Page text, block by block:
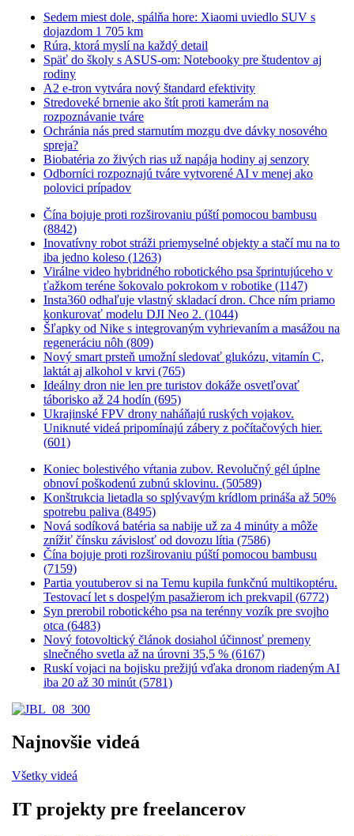
Sedem miest dole, spálňa hore: Xiaomi uviedlo SUV s
dojazdom 1 705 km
Rúra, ktorá myslí na každý detail
Späť do školy s ASUS-om: Notebooky pre študentov aj
rodiny
A2 e-tron vytvára nový štandard efektivity
Stredoveké brnenie ako štít proti kamerám na
rozpoznávanie tváre
Ochránia nás pred starnutím mozgu dve dávky nosového
spreja?
Biobatéria zo živých rias už napája hodiny aj senzory
Odborníci rozpoznajú tváre vytvorené AI v menej ako
polovici prípadov
Čína bojuje proti rozširovaniu púští pomocou bambusu
(8842)
Inovatívny robot stráži priemyselné objekty a stačí mu na to
iba jedno koleso (1263)
Virálne video hybridného robotického psa šprintujúceho v
ťažkom teréne šokovalo pokrokom v robotike (1147)
Insta360 odhaľuje vlastný skladací dron. Chce ním priamo
konkurovať modelu DJI Neo 2. (1044)
Šľapky od Nike s integrovaným vyhrievaním a masážou na
regeneráciu nôh (809)
Nový smart prsteň umožní sledovať glukózu, vitamín C,
laktát aj alkohol v krvi (765)
Ideálny dron nie len pre turistov dokáže osvetľovať
táborisko až 24 hodín (695)
Ukrajinské FPV drony naháňajú ruských vojakov.
Uniknuté videá pripomínajú zábery z počítačových hier.
(601)
Koniec bolestivého vŕtania zubov. Revolučný gél úplne
obnoví poškodenú zubnú sklovinu. (50589)
Konštrukcia lietadla so splývavým krídlom prináša až 50%
spotrebu paliva (8495)
Nová sodíková batéria sa nabije už za 4 minúty a môže
znížiť čínsku závislosť od dovozu lítia (7586)
Čína bojuje proti rozširovaniu púští pomocou bambusu
(7159)
Partia youtuberov si na Temu kupila funkčnú multikoptéru.
Testovací let s dospelým pasažierom ich prekvapil (6772)
Syn prerobil robotického psa na terénny vozík pre svojho
otca (6483)
Nový fotovoltický článok dosiahol účinnosť premeny
slnečného svetla až na úrovni 35,5 % (6167)
Ruskí vojaci na bojisku prežijú vďaka dronom riadeným AI
iba 20 až 30 minút (5781)
Najnovšie videá
Všetky videá
IT projekty pre freelancerov